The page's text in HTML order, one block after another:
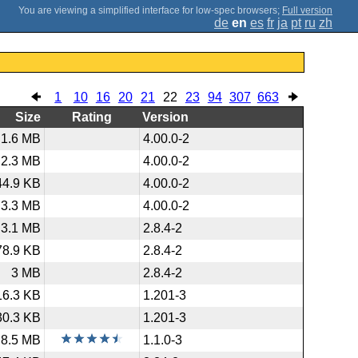
; Full version
de en es fr ja pt ru zh
1 10 16 20 21 22 23 94 307 663
Size Rating
Version
1.6 MB
4.00.0-2
2.3 MB
4.00.0-2
KB
4.00.0-2
3.3 MB
4.00.0-2
3.1 MB
2.8.4-2
KB
2.8.4-2
3 MB
2.8.4-2
KB
1.201-3
KB
1.201-3
8.5 MB
1.1.0-3